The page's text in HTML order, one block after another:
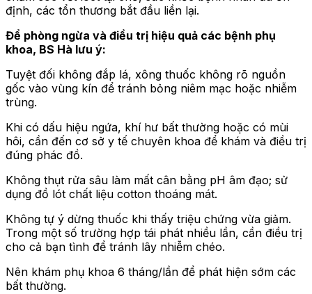
định, các tổn thương bắt đầu liền lại.
Để phòng ngừa và điều trị hiệu quả các bệnh phụ
khoa, BS Hà lưu ý:
Tuyệt đối không đắp lá, xông thuốc không rõ nguồn
gốc vào vùng kín để tránh bỏng niêm mạc hoặc nhiễm
trùng.
Khi có dấu hiệu ngứa, khí hư bất thường hoặc có mùi
hôi, cần đến cơ sở y tế chuyên khoa để khám và điều trị
đúng phác đồ.
Không thụt rửa sâu làm mất cân bằng pH âm đạo; sử
dụng đồ lót chất liệu cotton thoáng mát.
Không tự ý dừng thuốc khi thấy triệu chứng vừa giảm.
Trong một số trường hợp tái phát nhiều lần, cần điều trị
cho cả bạn tình để tránh lây nhiễm chéo.
Nên khám phụ khoa 6 tháng/lần để phát hiện sớm các
bất thường.